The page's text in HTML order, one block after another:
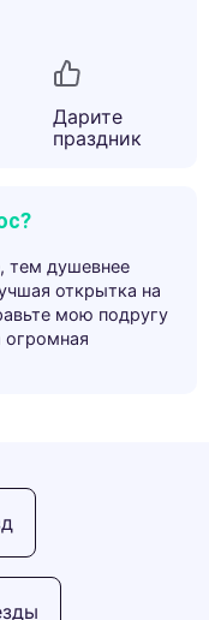
Дарите
праздник
тем душевнее
открытка на
мою подругу